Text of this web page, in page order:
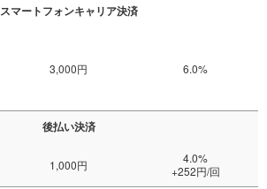
スマートフォンキャリア決済
3,000円 6.0%
後払い決済
1,000円
4.0%
+252円/回